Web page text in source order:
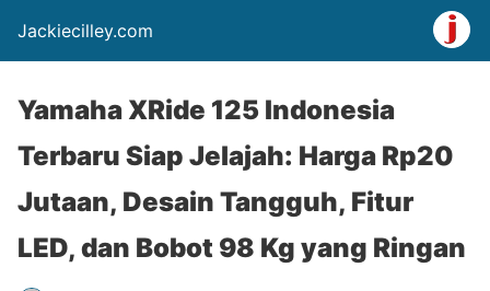
Jackiecilley.com
Yamaha XRide 125 Indonesia
Terbaru Siap Jelajah: Harga Rp20
Jutaan, Desain Tangguh, Fitur
LED, dan Bobot 98 Kg yang Ringan